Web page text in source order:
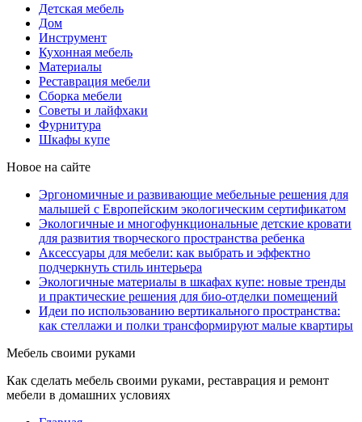
Детская мебель
Дом
Инструмент
Кухонная мебель
Материалы
Реставрация мебели
Сборка мебели
Советы и лайфхаки
Фурнитура
Шкафы купе
Новое на сайте
Эргономичные и развивающие мебельные решения для
малышей с Европейским экологическим сертификатом
Экологичные и многофункциональные детские кровати
для развития творческого пространства ребенка
Аксессуары для мебели: как выбрать и эффектно
подчеркнуть стиль интерьера
Экологичные материалы в шкафах купе: новые тренды
и практические решения для био-отделки помещений
Идеи по использованию вертикального пространства:
как стеллажи и полки трансформируют малые квартиры
Мебель своими руками
Как сделать мебель своими руками, реставрация и ремонт
мебели в домашних условиях